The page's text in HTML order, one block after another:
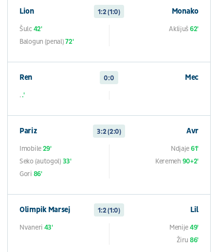
Lion 1:2 (1:0) Monako
Šulc42'
Balogun (penal)72'
Aklijuš62'
Ren 0:0 Mec
..'
Pariz 3:2 (2:0) Avr
Imobile29'
Seko (autogol) 33'
Gori 86'
Ndjaje61'
Keremeh 90+2'
Olimpik Marsej 1:2 (1:0) Lil
Nvaneri 43' Menije49'
Žiru 86'